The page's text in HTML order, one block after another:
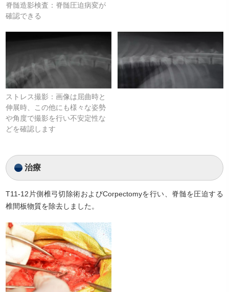
脊髄造影検査：脊髄圧迫病変が
確認できる
ストレス撮影：画像は屈曲時と
伸展時、この他にも様々な姿勢
や角度で撮影を行い不安定性な
どを確認します
治療
T11-12片側椎弓切除術およびCorpectomyを行い、脊髄を圧迫する
椎間板物質を除去しました。